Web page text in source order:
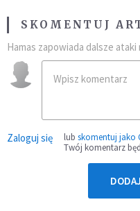
SKOMENTUJ
Hamas zapowiada dalsze
Zaloguj się lub skomentuj jako
Twój komentarz